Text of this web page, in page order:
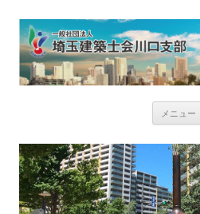
メニュー